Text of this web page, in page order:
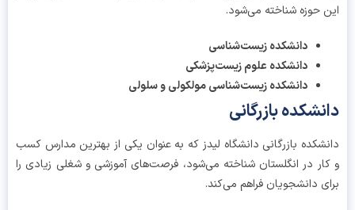
حوزه شناخته می‌شود.
دانشکده زیست‌شناسی
دانشکده علوم زیست‌پزشکی
دانشکده زیست‌شناسی مولکولی و سلولی
بازرگانی
بازرگانی دانشگاه لیدز که به عنوان یکی از بهترین مدارس کسب
در انگلستان شناخته می‌شود، فرصت‌های آموزشی و شغلی زیادی را
دانشجویان فراهم می‌کند.